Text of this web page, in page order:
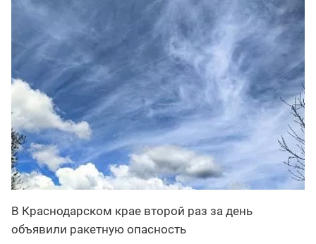
В Краснодарском крае второй раз за день
объявили ракетную опасность